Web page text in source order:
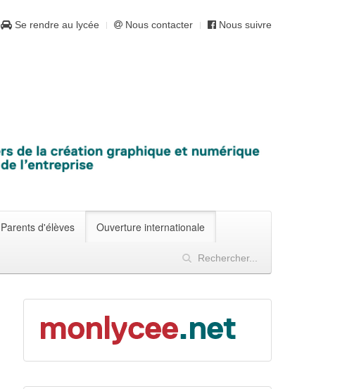
Se rendre au lycée Nous contacter Nous suivre
Parents d'élèves Ouverture internationale